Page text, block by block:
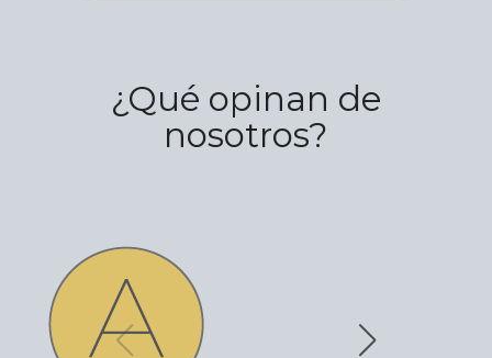
¿Qué opinan de
nosotros?